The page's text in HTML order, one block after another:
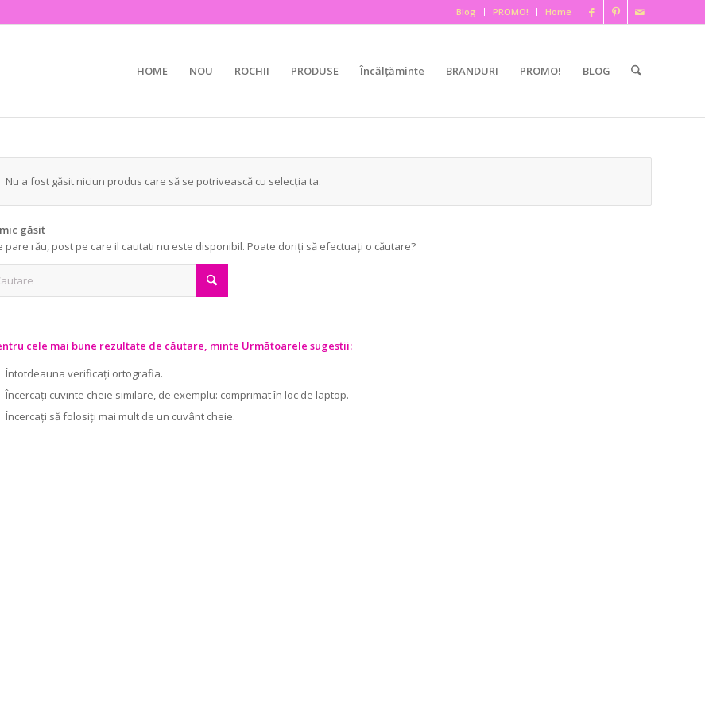
Blog PROMO! Home
HOME NOU ROCHII PRODUSE Încălțăminte BRANDURI PROMO! BLOG
Nu a fost găsit niciun produs care să se potrivească cu selecția ta.
găsit
pare rău, post pe care il cautati nu este disponibil. Poate doriți să efectuați o căutare?
cele mai bune rezultate de căutare, minte Următoarele sugestii:
Întotdeauna verificați ortografia.
Încercați cuvinte cheie similare, de exemplu: comprimat în loc de laptop.
Încercați să folosiți mai mult de un cuvânt cheie.